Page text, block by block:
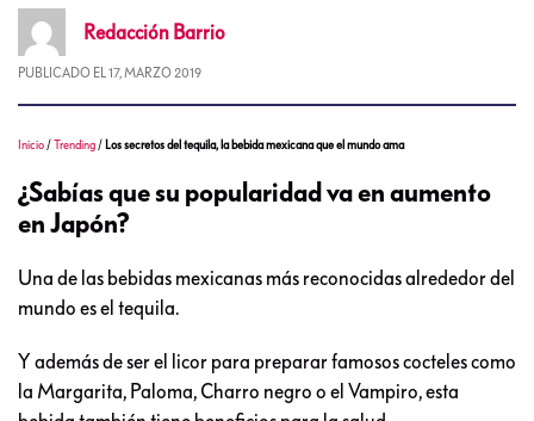
Redacción Barrio
PUBLICADO EL 17, MARZO 2019
Inicio /Trending / Los secretos del tequila, la bebida mexicana que el mundo ama
¿Sabías que su popularidad va en aumento
en Japón?
Una de las bebidas mexicanas más reconocidas alrededor del
mundo es el tequila.
Y además de ser el licor para preparar famosos cocteles como
la Margarita, Paloma, Charro negro o el Vampiro, esta